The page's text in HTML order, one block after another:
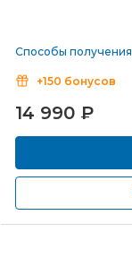
Способы получения
+150 бонусов
14 990 ₽